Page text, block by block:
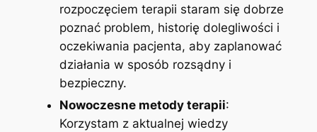
rozpoczęciem terapii staram się dobrze
poznać problem, historię dolegliwości i
oczekiwania pacjenta, aby zaplanować
działania w sposób rozsądny i
bezpieczny.
Nowoczesne metody terapii:
Korzystam z aktualnej wiedzy